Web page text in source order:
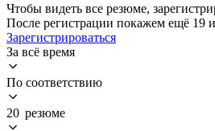
Чтобы видеть все резюме,
После регистрации покажем ещё 19
Зарегистрироваться
За всё время
По соответствию
20 резюме